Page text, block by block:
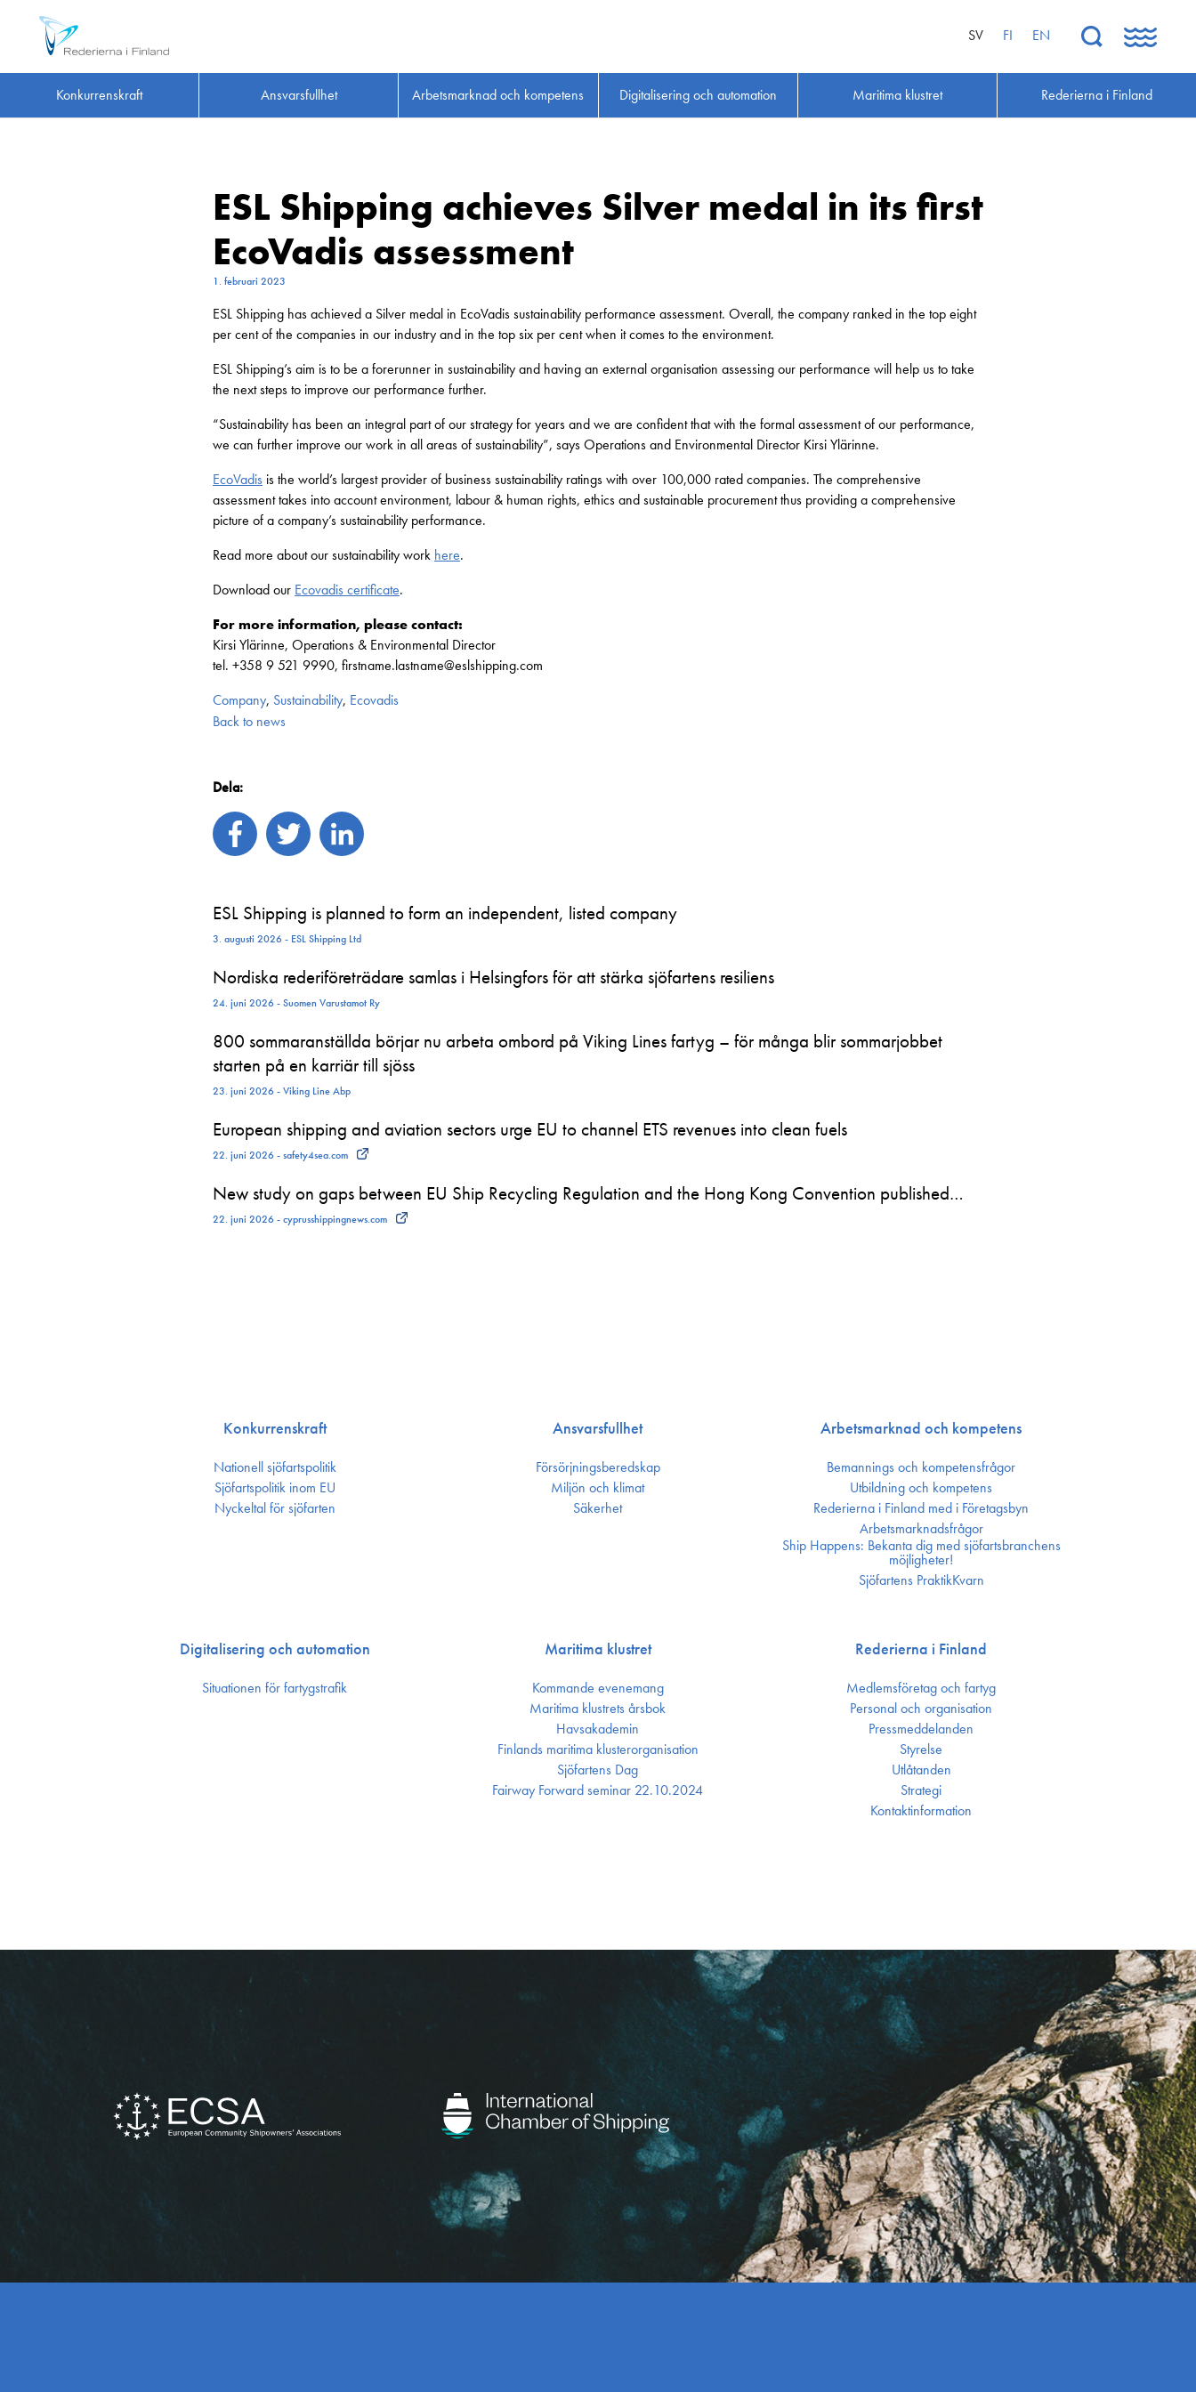
SV FI EN
Konkurrenskraft Ansvarsfullhet Arbetsmarknad och kompetens Digitalisering och automation Maritima klustret Rederierna i Finland
ESL Shipping achieves Silver medal in its first
EcoVadis assessment
1. februari 2023
ESL Shipping has achieved a Silver medal in EcoVadis sustainability performance assessment. Overall, the company ranked in the top eight
per cent of the companies in our industry and in the top six per cent when it comes to the environment.
ESL Shipping’s aim is to be a forerunner in sustainability and having an external organisation assessing our performance will help us to take
the next steps to improve our performance further.
“Sustainability has been an integral part of our strategy for years and we are confident that with the formal assessment of our performance,
we can further improve our work in all areas of sustainability”, says Operations and Environmental Director Kirsi Ylärinne.
EcoVadis is the world’s largest provider of business sustainability ratings with over 100,000 rated companies. The comprehensive
assessment takes into account environment, labour & human rights, ethics and sustainable procurement thus providing a comprehensive
picture of a company’s sustainability performance.
Read more about our sustainability work here.
Download our Ecovadis certificate.
For more information, please contact:
Kirsi Ylärinne, Operations & Environmental Director
tel. +358 9 521 9990, firstname.lastname@eslshipping.com
Company, Sustainability, Ecovadis
Back to news
Dela:
ESL Shipping is planned to form an independent, listed company
3. augusti 2026 - ESL Shipping Ltd
Nordiska rederiföreträdare samlas i Helsingfors för att stärka sjöfartens resiliens
24. juni 2026 - Suomen Varustamot Ry
800 sommaranställda börjar nu arbeta ombord på Viking Lines fartyg – för många blir sommarjobbet
starten på en karriär till sjöss
23. juni 2026 - Viking Line Abp
European shipping and aviation sectors urge EU to channel ETS revenues into clean fuels
22. juni 2026 - safety4sea.com
New study on gaps between EU Ship Recycling Regulation and the Hong Kong Convention published…
22. juni 2026 - cyprusshippingnews.com
Konkurrenskraft
Nationell sjöfartspolitik
Sjöfarts­politik inom EU
Nyckeltal för sjöfarten
Ansvarsfullhet
Försörjnings­beredskap
Miljön och klimat
Säkerhet
Arbetsmarknad och kompetens
Bemannings och kompetens­frågor
Utbildning och kompetens
Rederierna i Finland med i Företagsbyn
Arbetsmarknadsfrågor
Ship Happens: Bekanta dig med sjöfartsbranchens
möjligheter!
Sjöfartens PraktikKvarn
Digitalisering och automation
Situationen för fartygstrafik
Maritima klustret
Kommande evenemang
Maritima klustrets årsbok
Havsakademin
Finlands maritima kluster­organisation
Sjöfartens Dag
Fairway Forward seminar 22.10.2024
Rederierna i Finland
Medlemsföretag och fartyg
Personal och organisation
Press­meddelanden
Styrelse
Utlåtanden
Strategi
Kontakt­information